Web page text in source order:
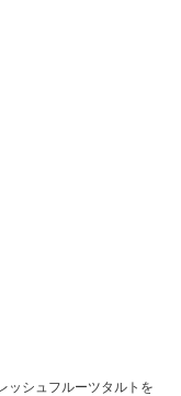
ッシュフルーツタルトを